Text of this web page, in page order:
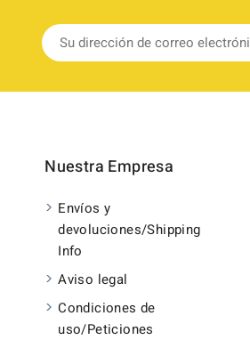
Nuestra Empresa
Envíos y
devoluciones/Shipping
Info
Aviso legal
Condiciones de
uso/Peticiones